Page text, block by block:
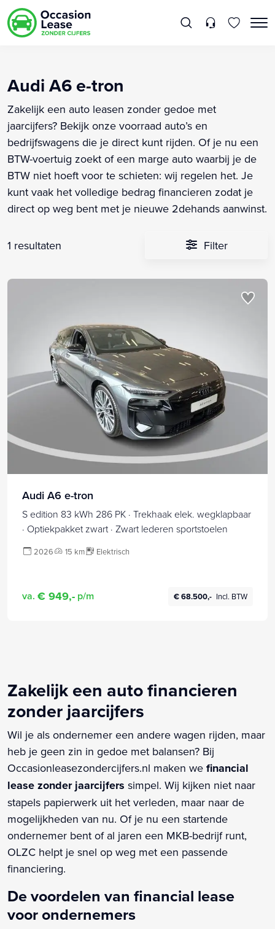
Audi A6 e-tron
Zakelijk een auto leasen zonder gedoe met
jaarcijfers? Bekijk onze voorraad auto’s en
bedrijfswagens die je direct kunt rijden. Of je nu een
BTW-voertuig zoekt of een marge auto waarbij je de
BTW niet hoeft voor te schieten: wij regelen het. Je
kunt vaak het volledige bedrag financieren zodat je
direct op weg bent met je nieuwe 2dehands aanwinst.
1 resultaten Filter
Audi A6 e-tron
S edition 83 kWh 286 PK · Trekhaak elek. wegklapbaar
· Optiekpakket zwart · Zwart lederen sportstoelen
2026 15 km Elektrisch
va. € 949,- p/m € 68.500,- Incl. BTW
Zakelijk een auto financieren
zonder jaarcijfers
Wil je als ondernemer een andere wagen rijden, maar
heb je geen zin in gedoe met balansen? Bij
Occasionleasezondercijfers.nl maken we financial
lease zonder jaarcijfers simpel. Wij kijken niet naar
stapels papierwerk uit het verleden, maar naar de
mogelijkheden van nu. Of je nu een startende
ondernemer bent of al jaren een MKB-bedrijf runt,
OLZC helpt je snel op weg met een passende
financiering.
De voordelen van financial lease
voor ondernemers